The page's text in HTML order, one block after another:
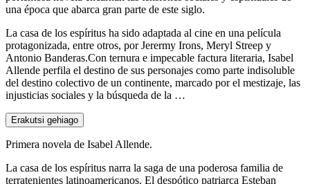
una época que abarca gran parte de este siglo.
La casa de los espíritus ha sido adaptada al cine en una película
protagonizada, entre otros, por Jerermy Irons, Meryl Streep y
Antonio Banderas.Con ternura e impecable factura literaria, Isabel
Allende perfila el destino de sus personajes como parte indisoluble
del destino colectivo de un continente, marcado por el mestizaje, las
injusticias sociales y la búsqueda de la …
Erakutsi gehiago
Primera novela de Isabel Allende.
La casa de los espíritus narra la saga de una poderosa familia de
terratenientes latinoamericanos. El despótico patriarca Esteban